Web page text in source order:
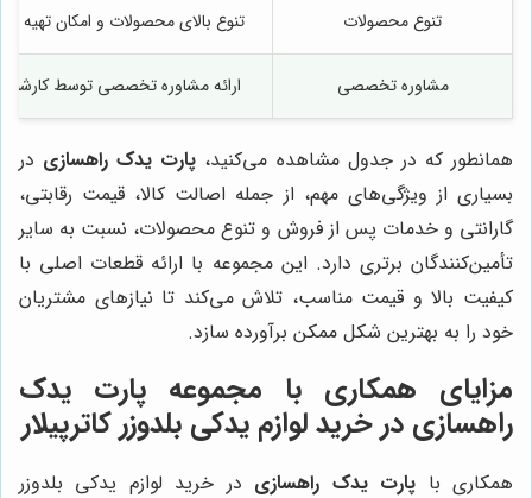
تنوع محصولات تنوع بالای محصولات و امکان تهیه
مشاوره تخصصی ارائه مشاوره تخصصی توسط
همانطور که در جدول مشاهده می‌کنید، پارت یدک راهسازی در
بسیاری از ویژگی‌های مهم، از جمله اصالت کالا، قیمت رقابتی،
گارانتی و خدمات پس از فروش و تنوع محصولات، نسبت به سایر
تأمین‌کنندگان برتری دارد. این مجموعه با ارائه قطعات اصلی با
کیفیت بالا و قیمت مناسب، تلاش می‌کند تا نیازهای مشتریان
خود را به بهترین شکل ممکن برآورده سازد.
مزایای همکاری با مجموعه پارت یدک
راهسازی در خرید لوازم یدکی بلدوزر کاترپیلار
همکاری با پارت یدک راهسازی در خرید لوازم یدکی بلدوزر